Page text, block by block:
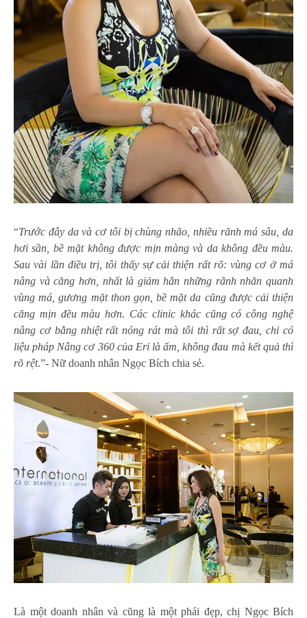
“Trước đây da và cơ tôi bị chùng nhão, nhiều rãnh má sâu, da
hơi sần, bề mặt không được mịn màng và da không đều màu.
Sau vài lần điều trị, tôi thấy sự cải thiện rất rõ: vùng cơ ở má
nâng và căng hơn, nhất là giảm hẳn những rãnh nhăn quanh
vùng má, gương mặt thon gọn, bề mặt da cũng được cải thiện
căng mịn đều màu hơn. Các clinic khác cũng có công nghệ
nâng cơ bằng nhiệt rất nóng rát mà tôi thì rất sợ đau, chỉ có
liệu pháp Nâng cơ 360 của Eri là ấm, không đau mà kết quả thì
rõ rệt.”- Nữ doanh nhân Ngọc Bích chia sẻ.
Là một doanh nhân và cũng là một phái đẹp, chị Ngọc Bích